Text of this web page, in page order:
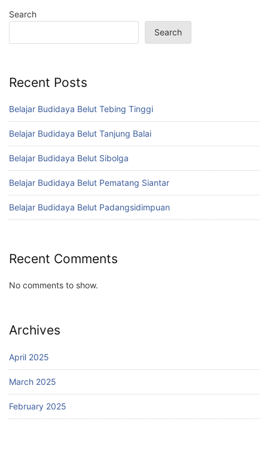
Search
Search
Recent Posts
Belajar Budidaya Belut Tebing Tinggi
Belajar Budidaya Belut Tanjung Balai
Belajar Budidaya Belut Sibolga
Belajar Budidaya Belut Pematang Siantar
Belajar Budidaya Belut Padangsidimpuan
Recent Comments
No comments to show.
Archives
April 2025
March 2025
February 2025